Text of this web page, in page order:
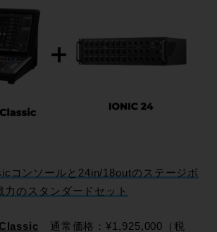
コンソールと24in/18outのステージボ
力のスタンダードセット
通常価格：¥1,925,000（税